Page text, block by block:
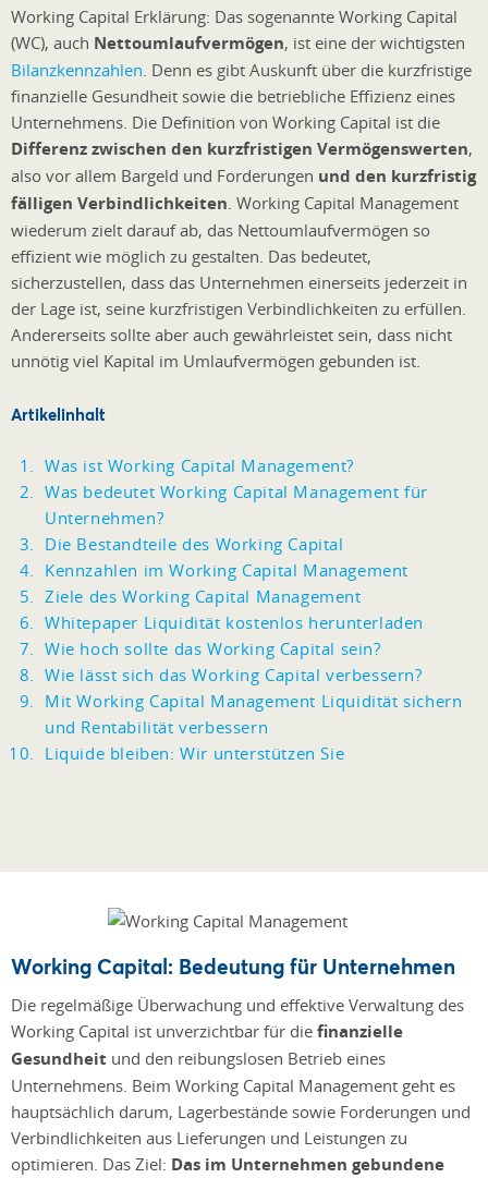
Working Capital Erklärung: Das sogenannte Working Capital
(WC), auch Nettoumlaufvermögen, ist eine der wichtigsten
Bilanzkennzahlen . Denn es gibt Auskunft über die kurzfristige
finanzielle Gesundheit sowie die betriebliche Effizienz eines
Unternehmens. Die Definition von Working Capital ist die
Differenz zwischen den kurzfristigen Vermögenswerten,
also vor allem Bargeld und Forderungen und den kurzfristig
fälligen Verbindlichkeiten . Working Capital Management
wiederum zielt darauf ab, das Nettoumlaufvermögen so
effizient wie möglich zu gestalten. Das bedeutet,
sicherzustellen, dass das Unternehmen einerseits jederzeit in
der Lage ist, seine kurzfristigen Verbindlichkeiten zu erfüllen.
Andererseits sollte aber auch gewährleistet sein, dass nicht
unnötig viel Kapital im Umlaufvermögen gebunden ist.
Artikelinhalt
Was ist Working Capital Management?
Was bedeutet Working Capital Management für
Unternehmen?
Die Bestandteile des Working Capital
Kennzahlen im Working Capital Management
Ziele des Working Capital Management
Whitepaper Liquidität kostenlos herunterladen
Wie hoch sollte das Working Capital sein?
Wie lässt sich das Working Capital verbessern?
Mit Working Capital Management Liquidität sichern
und Rentabilität verbessern
Liquide bleiben: Wir unterstützen Sie
Working Capital: Bedeutung für Unternehmen
Die regelmäßige Überwachung und effektive Verwaltung des
Working Capital ist unverzichtbar für die finanzielle
Gesundheit und den reibungslosen Betrieb eines
Unternehmens. Beim Working Capital Management geht es
hauptsächlich darum, Lagerbestände sowie Forderungen und
Verbindlichkeiten aus Lieferungen und Leistungen zu
optimieren. Das Ziel: Das im Unternehmen gebundene